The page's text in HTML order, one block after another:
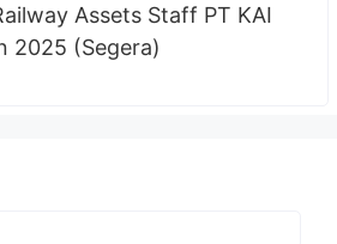
Assets Staff PT KAI
2025 (Segera)